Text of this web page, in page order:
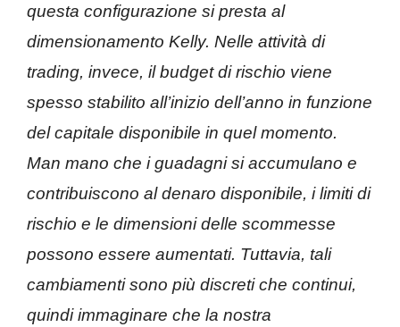
questa configurazione si presta al
dimensionamento Kelly. Nelle attività di
trading, invece, il budget di rischio viene
spesso stabilito all’inizio dell’anno in funzione
del capitale disponibile in quel momento.
Man mano che i guadagni si accumulano e
contribuiscono al denaro disponibile, i limiti di
rischio e le dimensioni delle scommesse
possono essere aumentati. Tuttavia, tali
cambiamenti sono più discreti che continui,
quindi immaginare che la nostra